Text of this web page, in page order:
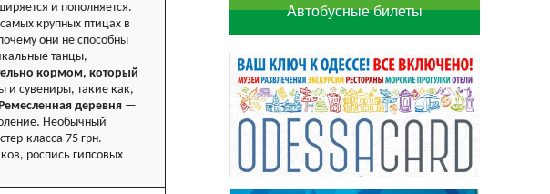
и пополняется.
крупных птицах в
они не способны
танцы,
кормом, который
и сувениры, такие как,
деревня —
Необычный
класса 75 грн.
роспись гипсовых
Автобусные билеты